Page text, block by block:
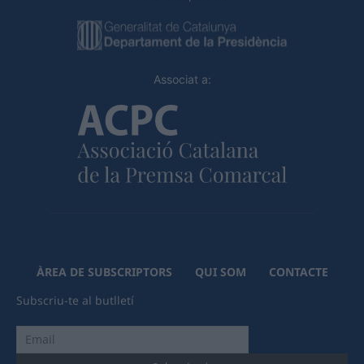
Associat a:
ÀREA DE SUBSCRIPTORS QUI SOM
CONTACTE
Subscriu-te al butlletí